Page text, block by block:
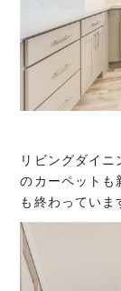
リビングダイ
のカーペットも
も終わっていま